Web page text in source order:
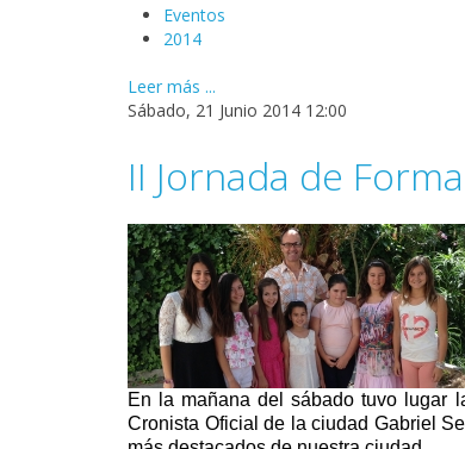
Eventos
2014
Leer más ...
Sábado, 21 Junio 2014 12:00
II Jornada de
En la mañana del sábado tuvo lugar
Cronista Oficial de la ciudad Gabriel